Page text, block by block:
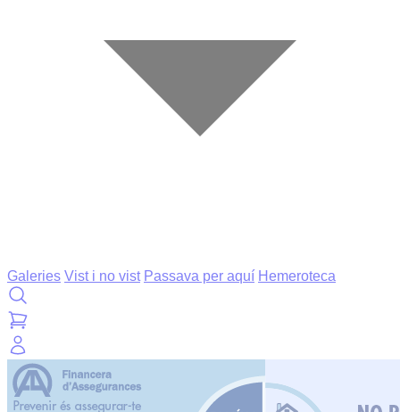
Galeries Vist i no vist Passava per aquí Hemeroteca